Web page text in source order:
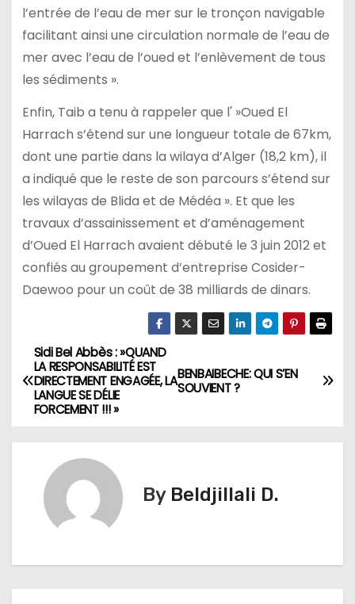
l’entrée de l’eau de mer sur le tronçon navigable
facilitant ainsi une circulation normale de l’eau de
mer avec l’eau de l’oued et l’enlèvement de tous
les sédiments ».
Enfin, Taib a tenu à rappeler que l' »Oued El
Harrach s’étend sur une longueur totale de 67km,
dont une partie dans la wilaya d’Alger (18,2 km), il
a indiqué que le reste de son parcours s’étend sur
les wilayas de Blida et de Médéa ». Et que les
travaux d’assainissement et d’aménagement
d’Oued El Harrach avaient débuté le 3 juin 2012 et
confiés au groupement d’entreprise Cosider-
Daewoo pour un coût de 38 milliards de dinars.
N
a
t
BENBAIBECHE: QUI S’EN
SOUVIENT ?
Sidi Bel Abbès : »QUAND
LA RESPONSABILITÉ EST
DIRECTEMENT ENGAGÉE, LA
LANGUE SE DÉLIE
FORCEMENT !!! »
By Beldjillali D.